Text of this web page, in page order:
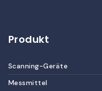
Produkt
Scanning-Geräte
Messmittel